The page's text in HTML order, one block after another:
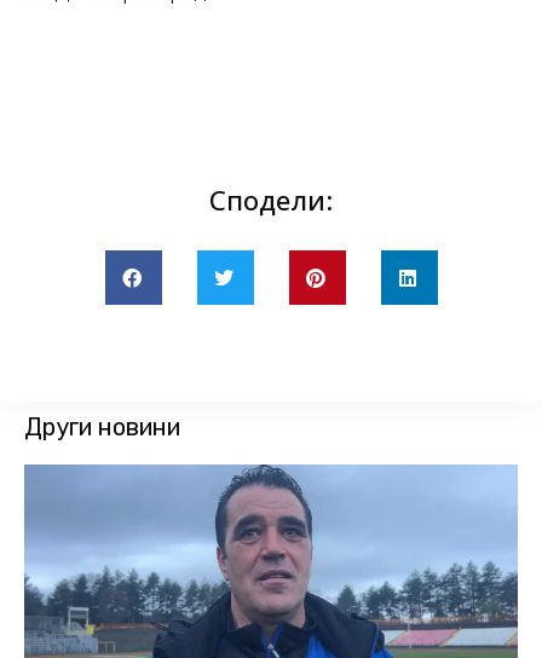
Сподели:
Други новини